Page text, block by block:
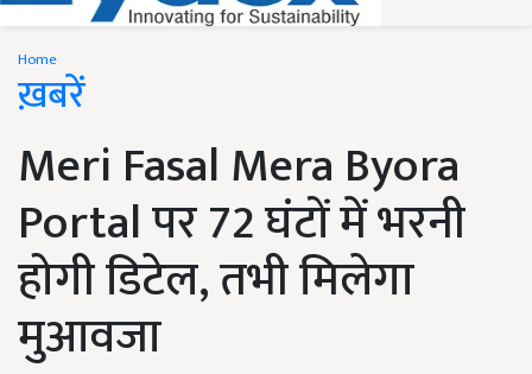
Home
ख़बरें
Meri Fasal Mera Byora
Portal पर 72 घंटों में भरनी
होगी डिटेल, तभी मिलेगा
मुआवजा